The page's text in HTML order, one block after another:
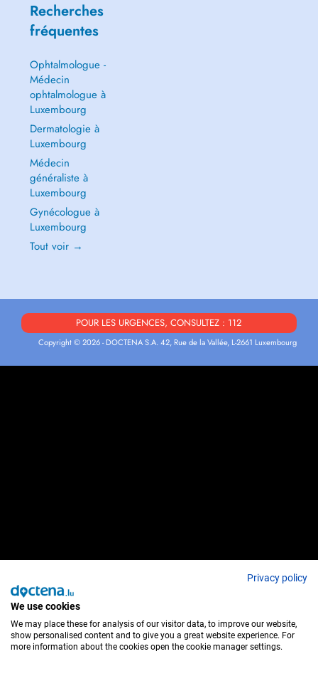
Recherches
fréquentes
Ophtalmologue -
Médecin
ophtalmologue à
Luxembourg
Dermatologie à
Luxembourg
Médecin
généraliste à
Luxembourg
Gynécologue à
Luxembourg
Tout voir →
POUR LES URGENCES, CONSULTEZ : 112
Copyright © 2026 - DOCTENA S.A. 42, Rue de la Vallée, L-2661 Luxembourg
Privacy policy
We use cookies
We may place these for analysis of our visitor data, to improve our website,
show personalised content and to give you a great website experience. For
more information about the cookies open the cookie manager settings.